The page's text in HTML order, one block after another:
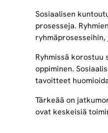
Sosiaalisen
prosesseja.
Ryhmissä
oppiminen.
tavoitteet
Tärkeää on
ovat keskeisiä